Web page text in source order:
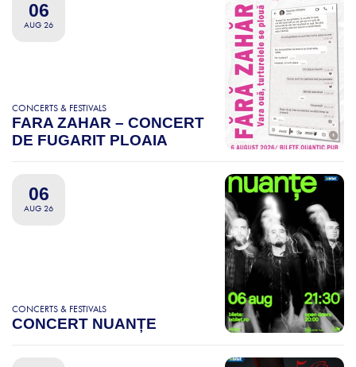
06
AUG 26
CONCERTS & FESTIVALS
FARA ZAHAR – CONCERT
DE FUGARIT PLOAIA
06
AUG 26
CONCERTS & FESTIVALS
CONCERT NUANȚE